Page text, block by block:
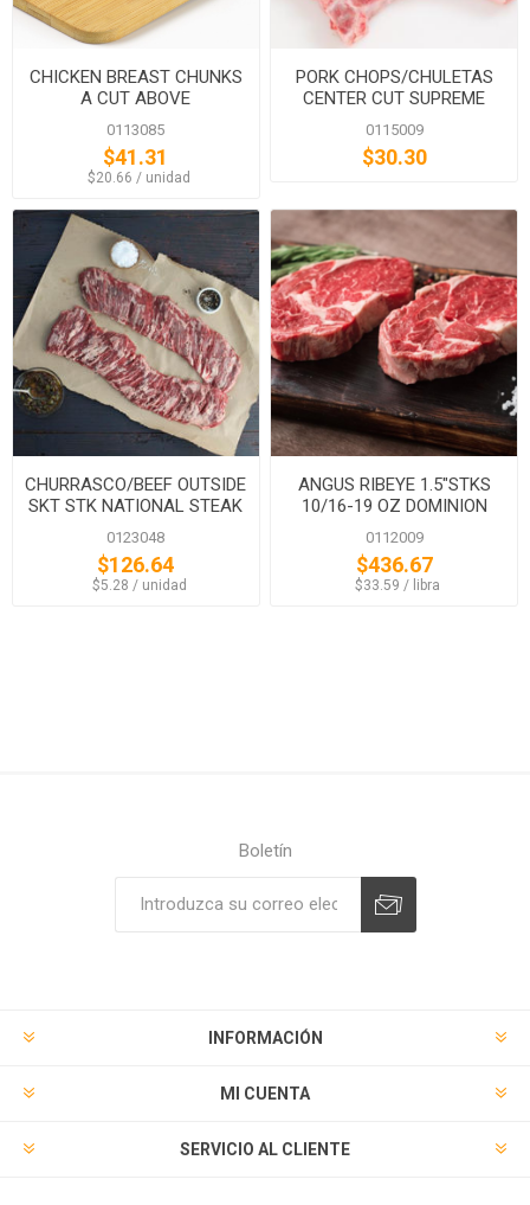
CHICKEN BREAST CHUNKS
A CUT ABOVE
0113085
$41.31
‏‏‎ ‎‏‏‎ ‎$20.66 / unidad
PORK CHOPS/CHULETAS
CENTER CUT SUPREME
0115009
$30.30
CHURRASCO/BEEF OUTSIDE
SKT STK NATIONAL STEAK
0123048
$126.64
‏‏‎ ‎‏‏‎ ‎$5.28 / unidad
ANGUS RIBEYE 1.5"STKS
10/16-19 OZ DOMINION
0112009
$436.67
‏‏‎ ‎‏‏‎ ‎$33.59 / libra
Boletín
INFORMACIÓN
MI CUENTA
SERVICIO AL CLIENTE